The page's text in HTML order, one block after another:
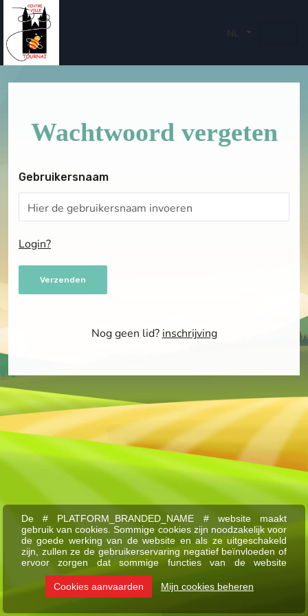
NL
Wachtwoord vergeten
Gebruikersnaam
Login?
Verzenden
Nog geen lid? inschrijving
De # PLATFORM_BRANDED_NAME # website maakt
gebruik van cookies. Sommige cookies zijn noodzakelijk voor
de goede werking van de website en als ze uitgeschakeld
zijn, zullen ze de gebruikerservaring negatief beïnvloeden of
ervoor zorgen dat sommige functies van de website
uitgeschakeld zijn. Andere cookies worden gebruikt voor
analyse- of marketingdoeleinden.
Cookies aanvaarden Mijn cookies beheren